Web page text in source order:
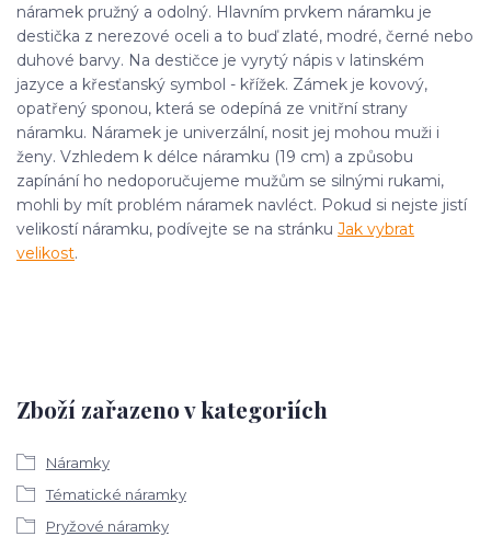
náramek pružný a odolný. Hlavním prvkem náramku je
destička z nerezové oceli a to buď zlaté, modré, černé nebo
duhové barvy. Na destičce je vyrytý nápis v latinském
jazyce a křesťanský symbol - křížek. Zámek je kovový,
opatřený sponou, která se odepíná ze vnitřní strany
náramku. Náramek je univerzální, nosit jej mohou muži i
ženy. Vzhledem k délce náramku (19 cm) a způsobu
zapínání ho nedoporučujeme mužům se silnými rukami,
mohli by mít problém náramek navléct. Pokud si nejste jistí
velikostí náramku, podívejte se na stránku Jak vybrat
velikost.
Zboží zařazeno v kategoriích
Náramky
Tématické náramky
Pryžové náramky